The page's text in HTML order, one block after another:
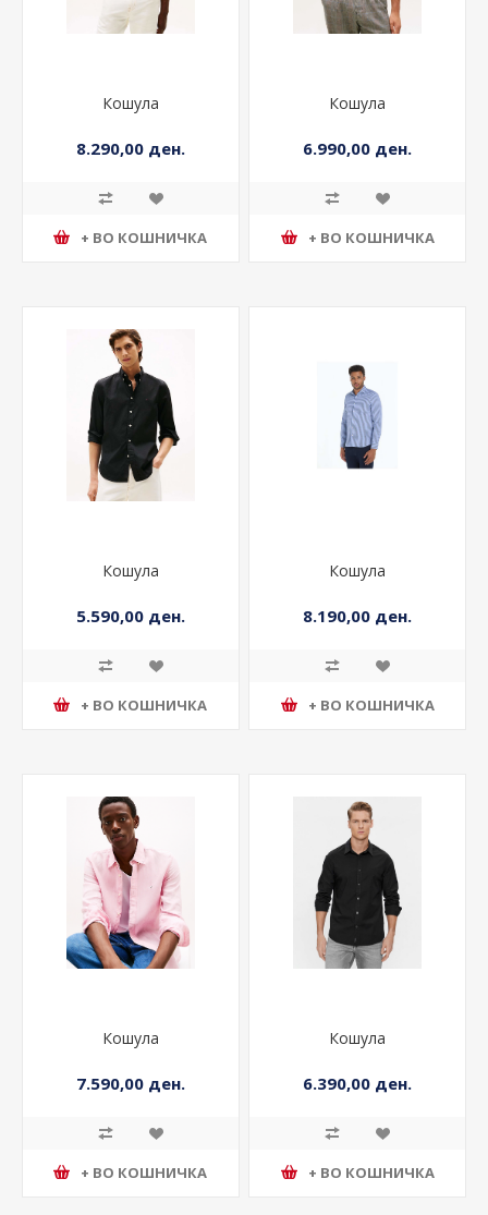
Кошула
8.290,00 ден.
+ ВО КОШНИЧКА
Кошула
6.990,00 ден.
+ ВО КОШНИЧКА
Кошула
5.590,00 ден.
+ ВО КОШНИЧКА
Кошула
8.190,00 ден.
+ ВО КОШНИЧКА
Кошула
7.590,00 ден.
+ ВО КОШНИЧКА
Кошула
6.390,00 ден.
+ ВО КОШНИЧКА